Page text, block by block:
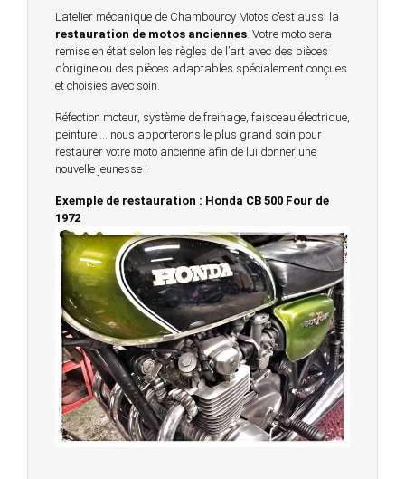
L’atelier mécanique de Chambourcy Motos c’est aussi la
restauration de motos anciennes . Votre moto sera
remise en état selon les règles de l’art avec des pièces
d’origine ou des pièces adaptables spécialement conçues
et choisies avec soin.
Réfection moteur, système de freinage, faisceau électrique,
peinture … nous apporterons le plus grand soin pour
restaurer votre moto ancienne afin de lui donner une
nouvelle jeunesse !
Exemple de restauration : Honda CB 500 Four de
1972
© 2023 -Chambourcy Motos 78 - 7bis chemin de la
Forêt - 78240 - Chambourcy -
Garage Motos et Scooters depuis 20 ans à votre
service entre Saint Germain en Laye et Poissy
Achat de motos et scooters - Dépôt vente - Réparation
- Concessionnaire Voge - Concessionnaire
Multimarques